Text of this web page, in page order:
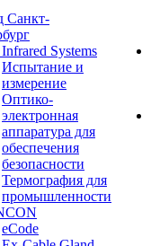
Санкт-
Systems
Испытание и
измерение
Оптико-
электронная
аппаратура для
обеспечения
безопасности
Термография для
промышленности
eCode